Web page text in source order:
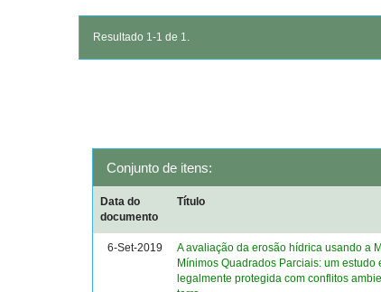
Resultado 1-1 de 1.
Conjunto de itens:
Data do
documento
Título
6-Set-2019
A avaliação da erosão hídrica usando a
Mínimos Quadrados Parciais: um estudo
legalmente protegida com conflitos